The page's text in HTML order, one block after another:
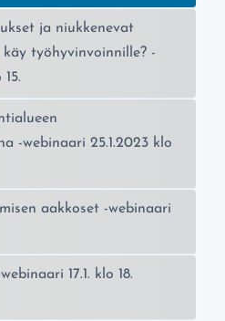
ja niukkenevat
työhyvinvoinnille? -
-webinaari 25.1.2023 klo
aakkoset -webinaari
17.1. klo 18.